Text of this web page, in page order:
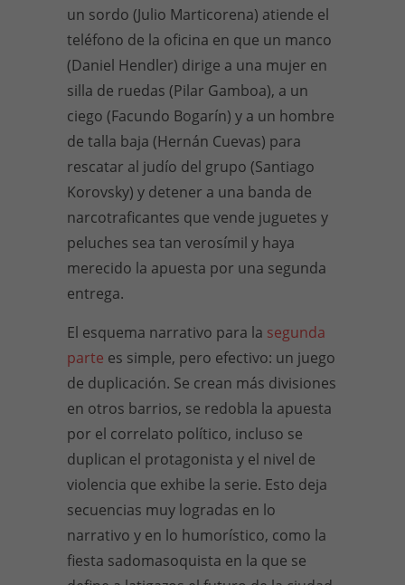
un sordo (Julio Marticorena) atiende el
teléfono de la oficina en que un manco
(Daniel Hendler) dirige a una mujer en
silla de ruedas (Pilar Gamboa), a un
ciego (Facundo Bogarín) y a un hombre
de talla baja (Hernán Cuevas) para
rescatar al judío del grupo (Santiago
Korovsky) y detener a una banda de
narcotraficantes que vende juguetes y
peluches sea tan verosímil y haya
merecido la apuesta por una segunda
entrega.
El esquema narrativo para la segunda
parte es simple, pero efectivo: un juego
de duplicación. Se crean más divisiones
en otros barrios, se redobla la apuesta
por el correlato político, incluso se
duplican el protagonista y el nivel de
violencia que exhibe la serie. Esto deja
secuencias muy logradas en lo
narrativo y en lo humorístico, como la
fiesta sadomasoquista en la que se